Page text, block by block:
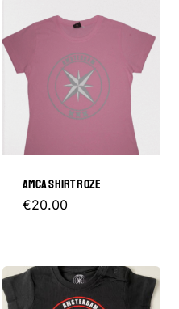
AMCA SHIRT ROZE
€20.00